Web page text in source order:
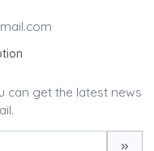
can get the latest news